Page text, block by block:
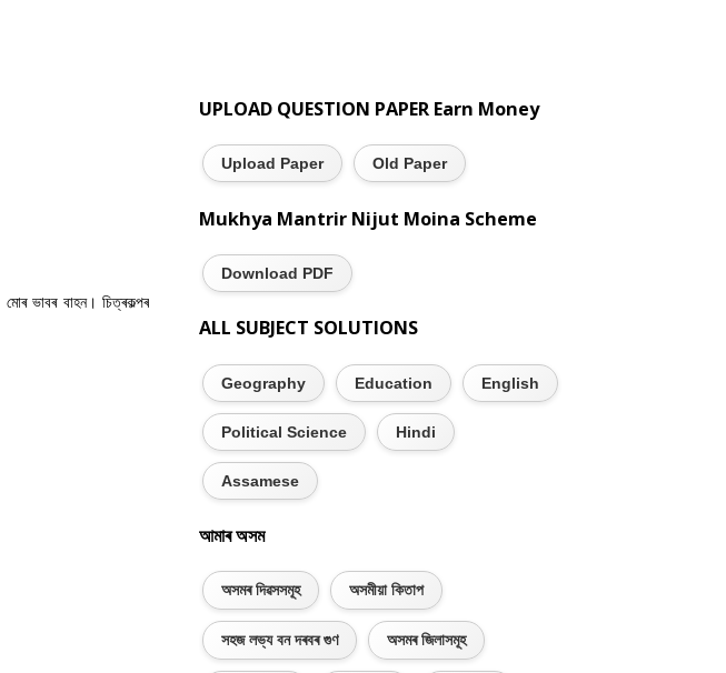
মোৰ ভাবৰ বাহন। চিত্ৰকল্পৰ
UPLOAD QUESTION PAPER Earn Money
Upload Paper Old Paper
Mukhya Mantrir Nijut Moina Scheme
Download PDF
ALL SUBJECT SOLUTIONS
Geography Education English
Political Science Hindi
Assamese
আমাৰ অসম
অসমৰ দিৱসসমূহ অসমীয়া কিতাপ
সহজ লভ্য বন দৰবৰ গুণ অসমৰ জিলাসমূহ